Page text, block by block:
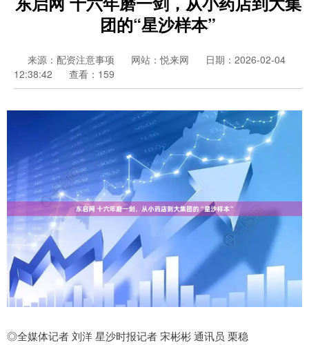
团的“星沙样本”
来源：配资注意事项 网站：悦来网
日期：2026-02-04
12:38:42
查看：159
◎全媒体记者 刘洋 星沙时报记者 宋彬彬 通讯员 栗稳